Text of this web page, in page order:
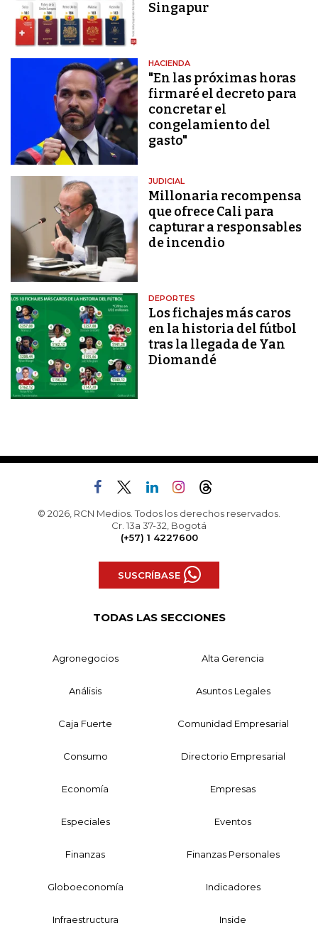
Singapur
HACIENDA
"En las próximas horas
firmaré el decreto para
concretar el
congelamiento del
gasto"
JUDICIAL
Millonaria recompensa
que ofrece Cali para
capturar a responsables
de incendio
DEPORTES
Los fichajes más caros
en la historia del fútbol
tras la llegada de Yan
Diomandé
© 2026, RCN Medios. Todos los derechos reservados.
Cr. 13a 37-32, Bogotá
(+57) 1 4227600
SUSCRÍBASE
TODAS LAS SECCIONES
Agronegocios Alta Gerencia
Análisis Asuntos Legales
Caja Fuerte Comunidad Empresarial
Consumo Directorio Empresarial
Economía Empresas
Especiales Eventos
Finanzas Finanzas Personales
Globoeconomía Indicadores
Infraestructura Inside